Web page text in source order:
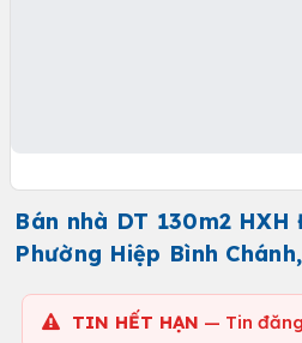
Bán nhà DT 130m2
Phường Hiệp Bình
TIN HẾT HẠN — Tin